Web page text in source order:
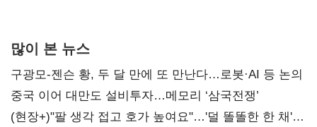
많이 본 뉴스
구광모-젠슨 황, 두 달 만에 또 만난다…로봇·AI 등 논의
중국 이어 대만도 설비투자…메모리 ‘삼국전쟁’
(현장+)"팔 생각 접고 호가 높여요"…'덜 똘똘한 한 채'